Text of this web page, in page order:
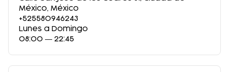
México, México
+525580946243
Lunes a Domingo
08:00 ― 22:45